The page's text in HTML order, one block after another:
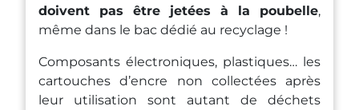
doivent pas être jetées à la poubelle,
même dans le bac dédié au recyclage !
Composants électroniques, plastiques… les
cartouches d’encre non collectées après
leur utilisation sont autant de déchets